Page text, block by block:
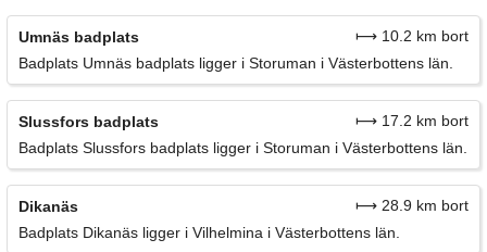
Umnäs badplats
⟼ 10.2 km bort
Badplats Umnäs badplats ligger i Storuman i Västerbottens län.
Slussfors badplats
⟼ 17.2 km bort
Badplats Slussfors badplats ligger i Storuman i Västerbottens län.
Dikanäs
⟼ 28.9 km bort
Badplats Dikanäs ligger i Vilhelmina i Västerbottens län.